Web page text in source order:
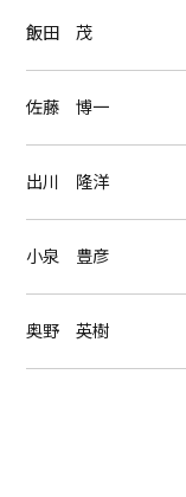
飯田 茂
佐藤 博一
出川 隆洋
小泉 豊彦
奥野 英樹